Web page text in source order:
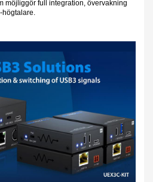
möjliggör full integration, övervakning
högtalare.